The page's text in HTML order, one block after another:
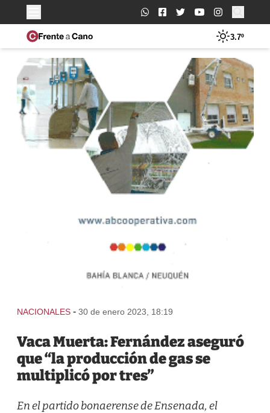
Buscar:
3.7º
NACIONALES - 30 de enero 2023, 18:19
Vaca Muerta: Fernández aseguró
que “la producción de gas se
multiplicó por tres”
En el partido bonaerense de Ensenada, el